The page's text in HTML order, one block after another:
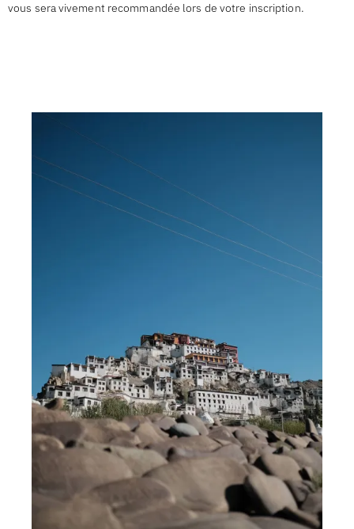
vous sera vivement recommandée lors de votre inscription.